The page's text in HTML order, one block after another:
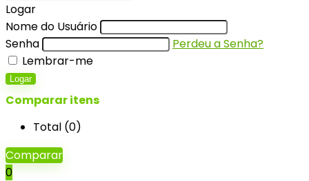
Logar
Nome do Usuário
Senha
Perdeu a Senha?
Lembrar-me
Logar
Comparar itens
Total (0)
Comparar
0